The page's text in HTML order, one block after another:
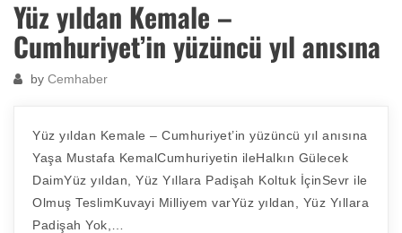
Yüz yıldan Kemale –
Cumhuriyet’in yüzüncü yıl anısına
by Cemhaber
Yüz yıldan Kemale – Cumhuriyet’in yüzüncü yıl anısına
Yaşa Mustafa KemalCumhuriyetin ileHalkın Gülecek
DaimYüz yıldan, Yüz Yıllara Padişah Koltuk İçinSevr ile
Olmuş TeslimKuvayi Milliyem varYüz yıldan, Yüz Yıllara
Padişah Yok,…